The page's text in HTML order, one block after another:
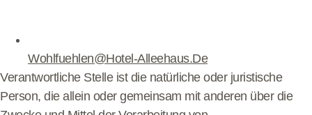
Wohlfuehlen@hotel-Alleehaus.de
Verantwortliche Stelle ist die natürliche oder juristische
Person, die allein oder gemeinsam mit anderen über die